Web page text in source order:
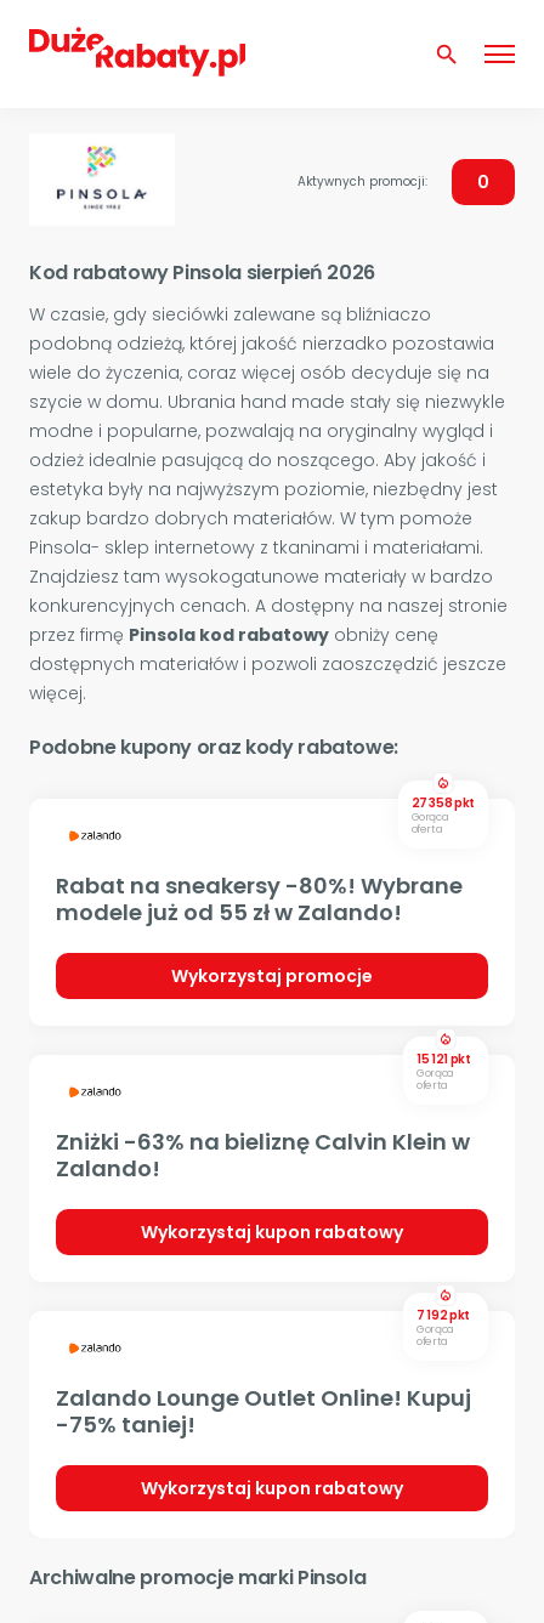
search
Aktywnych promocji: 0
Kod rabatowy Pinsola sierpień 2026
W czasie, gdy sieciówki zalewane są bliźniaczo
podobną odzieżą, której jakość nierzadko pozostawia
wiele do życzenia, coraz więcej osób decyduje się na
szycie w domu. Ubrania hand made stały się niezwykle
modne i popularne, pozwalają na oryginalny wygląd i
odzież idealnie pasującą do noszącego. Aby jakość i
estetyka były na najwyższym poziomie, niezbędny jest
zakup bardzo dobrych materiałów. W tym pomoże
Pinsola- sklep internetowy z tkaninami i materiałami.
Znajdziesz tam wysokogatunowe materiały w bardzo
konkurencyjnych cenach. A dostępny na naszej stronie
przez firmę Pinsola kod rabatowy obniży cenę
dostępnych materiałów i pozwoli zaoszczędzić jeszcze
więcej.
Podobne kupony oraz kody rabatowe:
local_fire_department
27 358 pkt
Gorąca
oferta
Rabat na sneakersy -80%! Wybrane
modele już od 55 zł w Zalando!
Wykorzystaj promocje
local_fire_department
15 121 pkt
Gorąca
oferta
Zniżki -63% na bieliznę Calvin Klein w
Zalando!
Wykorzystaj kupon rabatowy
local_fire_department
7 192 pkt
Gorąca
oferta
Zalando Lounge Outlet Online! Kupuj
-75% taniej!
Wykorzystaj kupon rabatowy
Archiwalne promocje marki Pinsola